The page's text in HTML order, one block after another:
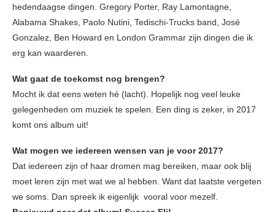
hedendaagse dingen. Gregory Porter, Ray Lamontagne,
Alabama Shakes, Paolo Nutini, Tedischi-Trucks band, José
Gonzalez, Ben Howard en London Grammar zijn dingen die ik
erg kan waarderen.
Wat gaat de toekomst nog brengen?
Mocht ik dat eens weten hé (lacht). Hopelijk nog veel leuke
gelegenheden om muziek te spelen. Een ding is zeker, in 2017
komt ons album uit!
Wat mogen we iedereen wensen van je voor 2017?
Dat iedereen zijn of haar dromen mag bereiken, maar ook blij
moet leren zijn met wat we al hebben. Want dat laatste vergeten
we soms. Dan spreek ik eigenlijk vooral voor mezelf.